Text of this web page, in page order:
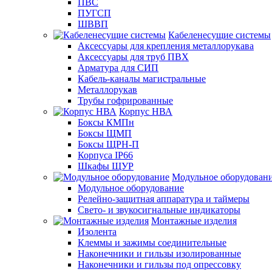
ПУГСП
ШВВП
Кабеленесущие системы
Аксессуары для крепления металлорукава
Аксессуары для труб ПВХ
Арматура для СИП
Кабель-каналы магистральные
Металлорукав
Трубы гофрированные
Корпус НВА
Боксы КМПн
Боксы ЩМП
Боксы ЩРН-П
Корпуса IP66
Шкафы ЩУР
Модульное
Модульное оборудование
Релейно-защитная аппаратура и таймеры
Свето- и звукосигнальные индикаторы
Монтажные изделия
Изолента
Клеммы и зажимы соединительные
Наконечники и гильзы изолированные
Наконечники и гильзы под опрессовку